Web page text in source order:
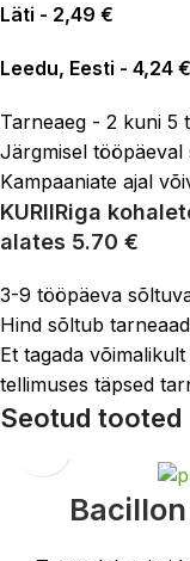
Läti - 2,49 €
Leedu, Eesti - 4,24 €
Tarneaeg - 2 kuni 5
Järgmisel tööpäeval
Kampaaniate ajal
KURIIRiga
alates 5.70 €
3-9 tööpäeva
Hind sõltub
Et tagada
tellimuses täpsed
Seotud tooted